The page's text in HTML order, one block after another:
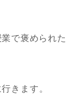
で褒められた
きます。